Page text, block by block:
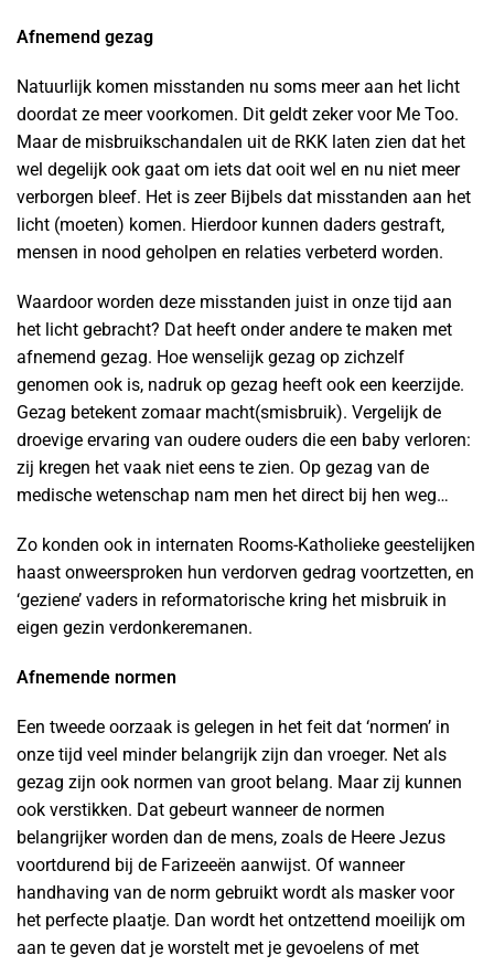
Afnemend gezag
Natuurlijk komen misstanden nu soms meer aan het licht
doordat ze meer voorkomen. Dit geldt zeker voor Me Too.
Maar de misbruikschandalen uit de RKK laten zien dat het
wel degelijk ook gaat om iets dat ooit wel en nu niet meer
verborgen bleef. Het is zeer Bijbels dat misstanden aan het
licht (moeten) komen. Hierdoor kunnen daders gestraft,
mensen in nood geholpen en relaties verbeterd worden.
Waardoor worden deze misstanden juist in onze tijd aan
het licht gebracht? Dat heeft onder andere te maken met
afnemend gezag. Hoe wenselijk gezag op zichzelf
genomen ook is, nadruk op gezag heeft ook een keerzijde.
Gezag betekent zomaar macht(smisbruik). Vergelijk de
droevige ervaring van oudere ouders die een baby verloren:
zij kregen het vaak niet eens te zien. Op gezag van de
medische wetenschap nam men het direct bij hen weg…
Zo konden ook in internaten Rooms-Katholieke geestelijken
haast onweersproken hun verdorven gedrag voortzetten, en
‘geziene’ vaders in reformatorische kring het misbruik in
eigen gezin verdonkeremanen.
Afnemende normen
Een tweede oorzaak is gelegen in het feit dat ‘normen’ in
onze tijd veel minder belangrijk zijn dan vroeger. Net als
gezag zijn ook normen van groot belang. Maar zij kunnen
ook verstikken. Dat gebeurt wanneer de normen
belangrijker worden dan de mens, zoals de Heere Jezus
voortdurend bij de Farizeeën aanwijst. Of wanneer
handhaving van de norm gebruikt wordt als masker voor
het perfecte plaatje. Dan wordt het ontzettend moeilijk om
aan te geven dat je worstelt met je gevoelens of met